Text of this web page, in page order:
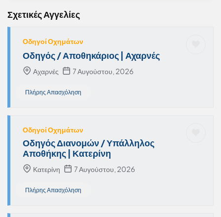
Σχετικές Αγγελίες
Οδηγοί Οχημάτων
Οδηγός / Αποθηκάριος | Αχαρνές
Αχαρνές 7 Αυγούστου, 2026
Πλήρης Απασχόληση
Οδηγοί Οχημάτων
Οδηγός Διανομών / Υπάλληλος
Αποθήκης | Κατερίνη
Κατερίνη 7 Αυγούστου, 2026
Πλήρης Απασχόληση